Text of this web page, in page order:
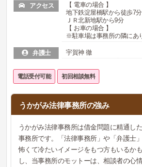
アクセス
【 電車の場合 】
地下鉄淀屋橋駅から徒歩7分
ＪＲ北新地駅から9分
【 お車の場合 】
※駐車場は事務所の隣にあ
弁護士 宇賀神 徹
電話受付可能 初回相談無料
うかがみ法律事務所の強み
うかがみ法律事務所は借金問題に精通し
事務所です。「法律事務所」や「弁護士
怖くて冷たいイメージをもつ方もいるか
し、当事務所のモットーは、相談者の心